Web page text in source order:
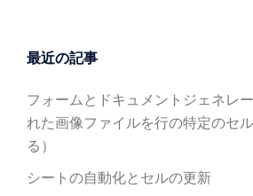
最近の記事
フォームとドキュメントジェネレ
れた画像ファイルを行の特定のセ
る）
シートの自動化とセルの更新